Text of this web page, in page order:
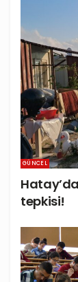
GÜNCEL
tepkisi!